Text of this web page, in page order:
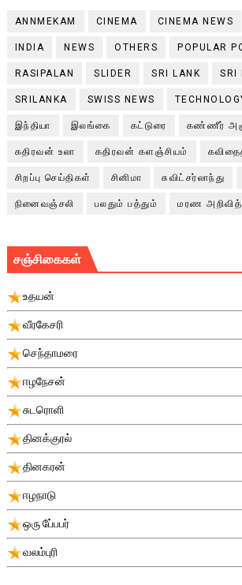
ANNMEKAM CINEMA CINEMA NEWS
INDIA NEWS OTHERS POPULAR
RASIPALAN SLIDER SRI LANK SRI
SRILANKA SWISS NEWS
இந்தியா இலங்கை கட்டுரை கண்ணீர்
கதிரவன் உலா கதிரவன் களஞ்சியம்
சிறப்பு செய்திகள் சினிமா சுவிட்சர்லாந்து
நினைவஞ்சலி பலதும் பத்தும் மரண
சஞ்சிகைகள்
உதயன்
வீரகேசரி
செந்தாமரை
ஈழநேசன்
சுடரொளி
தினக்குரல்
தினகரன்
ஈழநாடு
ஒரு பே்பபர்
வலம்புரி